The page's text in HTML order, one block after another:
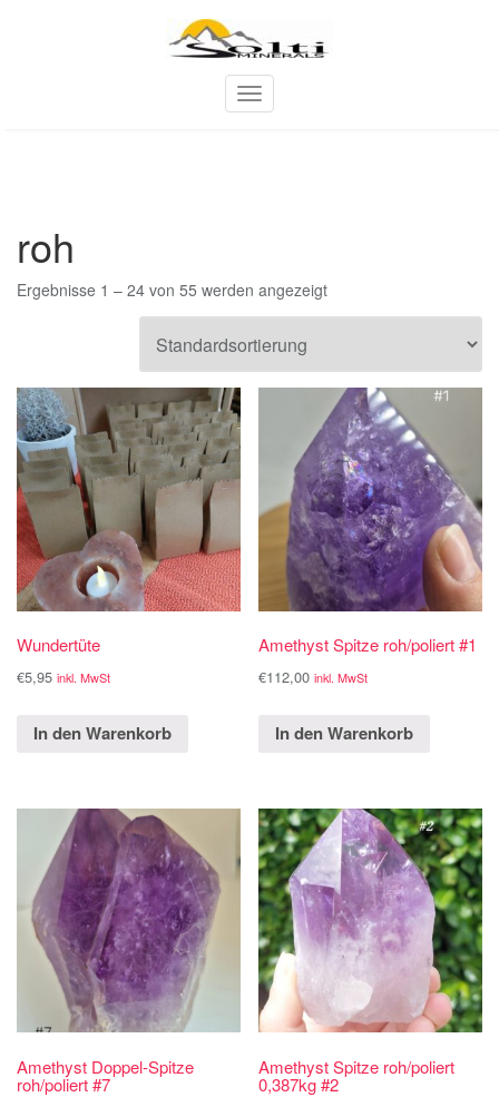
T
o
i
g
a
roh
Ergebnisse 1 – 24 von 55 werden angezeigt
Wundertüte
€5,95 inkl. MwSt
In den Warenkorb
Amethyst Spitze roh/poliert #1
€112,00 inkl. MwSt
In den Warenkorb
Amethyst Doppel-Spitze
roh/poliert #7
Amethyst Spitze roh/poliert
0,387kg #2